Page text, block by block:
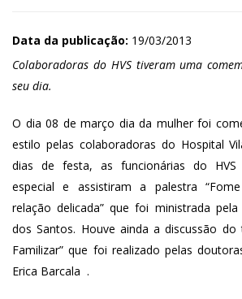
Data da publicação: 19/03/2013
Colaboradoras do HVS tiveram uma
seu dia.
O dia 08 de março dia da mulher foi
estilo pelas colaboradoras do Hospital
dias de festa, as funcionárias do
especial e assistiram a palestra
relação delicada” que foi ministrada
dos Santos. Houve ainda a discussão do
Familizar” que foi realizado pelas
Erica Barcala .